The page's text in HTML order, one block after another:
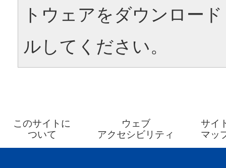
トウェアをダウンロー
ルしてください。
このサイトに
ついて
ウェブ
アクセシビリティ
サイ
マッ